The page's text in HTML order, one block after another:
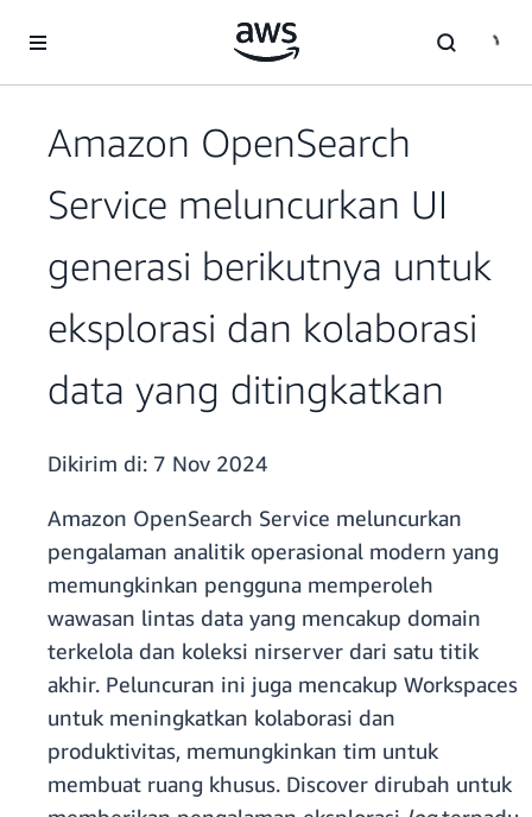
Amazon OpenSearch
Service meluncurkan UI
generasi berikutnya untuk
eksplorasi dan kolaborasi
data yang ditingkatkan
Dikirim di: 7 Nov 2024
Amazon OpenSearch Service meluncurkan
pengalaman analitik operasional modern yang
memungkinkan pengguna memperoleh
wawasan lintas data yang mencakup domain
terkelola dan koleksi nirserver dari satu titik
akhir. Peluncuran ini juga mencakup Workspaces
untuk meningkatkan kolaborasi dan
produktivitas, memungkinkan tim untuk
membuat ruang khusus. Discover dirubah untuk